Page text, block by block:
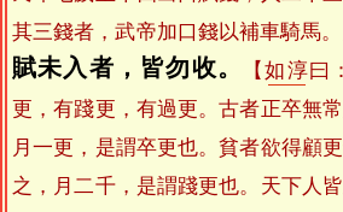
其三錢者，武帝加口錢以補車騎馬。
賦未入者，皆勿收。
【如淳曰
更，有踐更，有過更。古者正卒無
月一更，是謂卒更也。貧者欲得顧
之，月二千，是謂踐更也。天下人